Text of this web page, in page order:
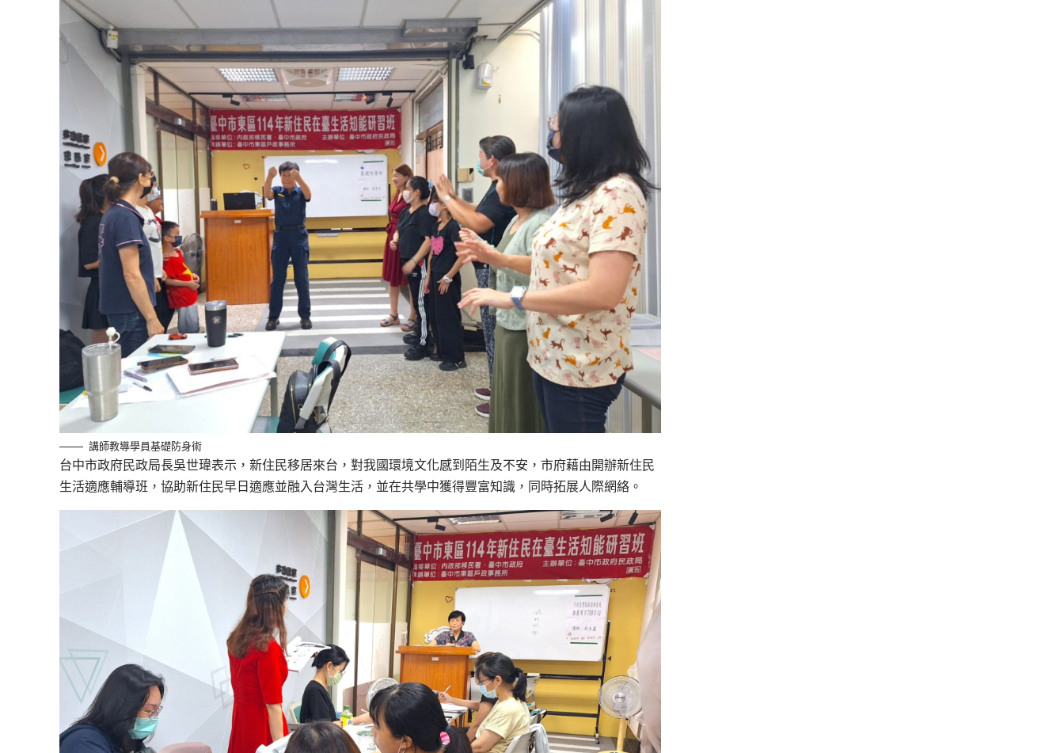
講師教導學員基礎防身術
台中市政府民政局長吳世瑋表示，新住民移居來台，對我國環境文化感到陌生及不安，市府藉由開辦新住民
生活適應輔導班，協助新住民早日適應並融入台灣生活，並在共學中獲得豐富知識，同時拓展人際網絡。